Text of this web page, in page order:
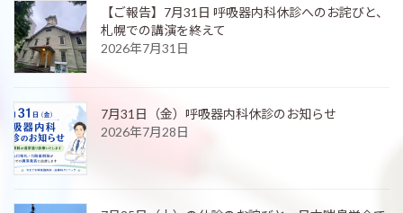
【ご報告】7月31日 呼吸器内科休診へのお詫びと、
札幌での講演を終えて
2026年7月31日
7月31日（金）呼吸器内科休診のお知らせ
2026年7月28日